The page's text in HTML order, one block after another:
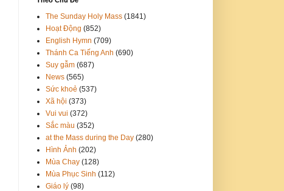
The Sunday Holy Mass (1841)
Hoạt Động (852)
English Hymn (709)
Thánh Ca Tiếng Anh (690)
Suy gẫm (687)
News (565)
Sức khoẻ (537)
Xã hội (373)
Vui vui (372)
Sắc màu (352)
at the Mass during the Day (280)
Hình Ảnh (202)
Mùa Chay (128)
Mùa Phục Sinh (112)
Giáo lý (98)